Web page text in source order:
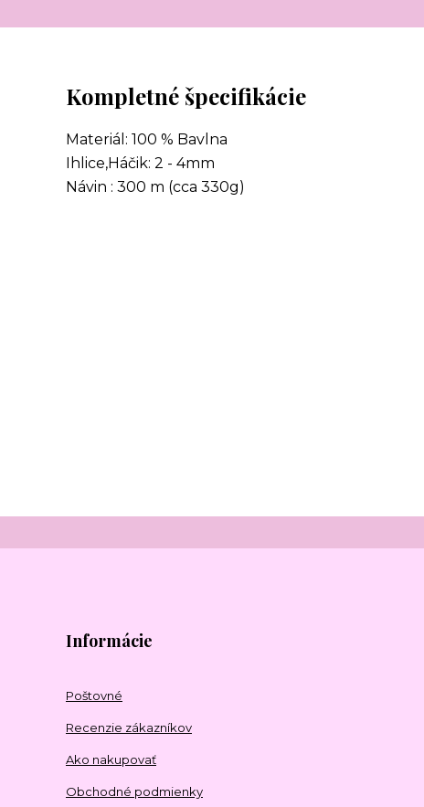
Kompletné špecifikácie
Materiál: 100 % Bavlna
Ihlice,Háčik: 2 - 4mm
Návin : 300 m (cca 330g)
Informácie
Poštovné
Recenzie zákazníkov
Ako nakupovať
Obchodné podmienky